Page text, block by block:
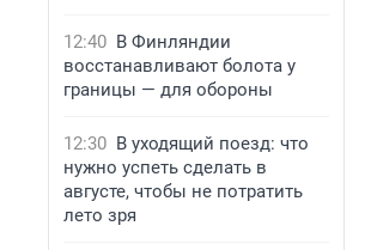
12:40 В Финляндии
восстанавливают болота у
границы — для обороны
12:30 В уходящий поезд: что
нужно успеть сделать в
августе, чтобы не потратить
лето зря